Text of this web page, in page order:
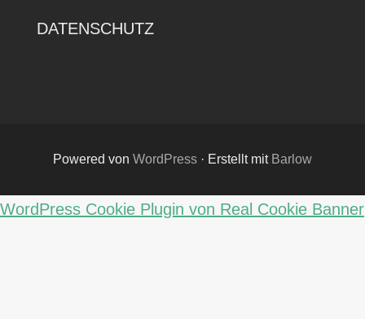
DATENSCHUTZ
Powered von WordPress · Erstellt mit Barlow
WordPress Cookie Plugin von Real Cookie Banner